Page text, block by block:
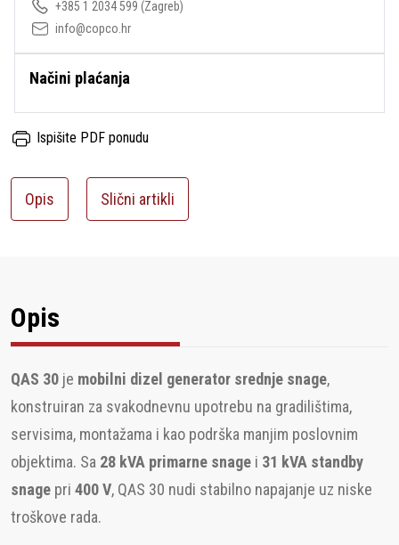
+385 1 2034 599 (Zagreb)
info@copco.hr
Načini plaćanja
Ispišite PDF ponudu
Opis Slični artikli
Opis
QAS 30 je mobilni dizel generator srednje snage,
konstruiran za svakodnevnu upotrebu na gradilištima,
servisima, montažama i kao podrška manjim poslovnim
objektima. Sa 28 kVA primarne snage i 31 kVA standby
snage pri 400 V, QAS 30 nudi stabilno napajanje uz niske
troškove rada.